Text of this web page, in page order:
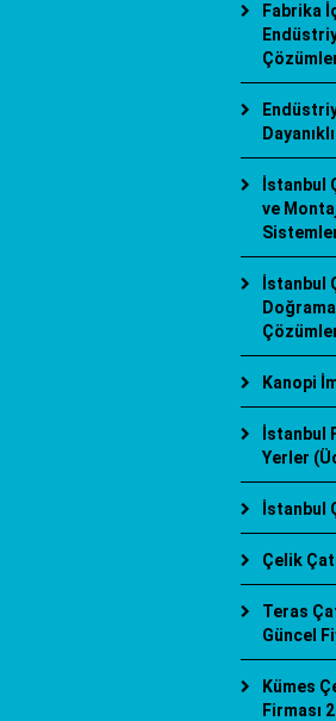
Fabrika
İstanbul
ve
İstanbul
Kanopi
İstanbul
Yerler
İstanbul
Çelik
Teras
Güncel
Kümes
Firması